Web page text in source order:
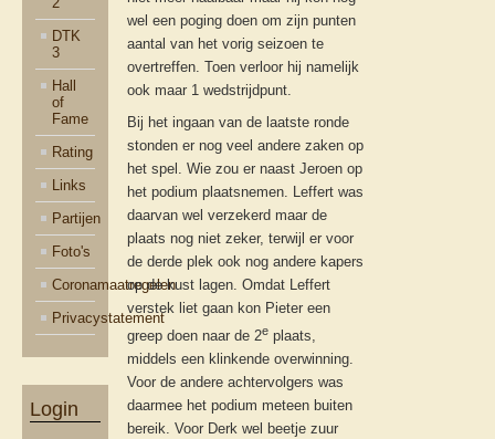
DTK
3
Hall
of
Fame
Rating
Links
Partijen
Foto's
Coronamaatregelen
Privacystatement
Login
wel een poging doen om zijn punten
aantal van het vorig seizoen te
overtreffen. Toen verloor hij namelijk
ook maar 1 wedstrijdpunt.
Bij het ingaan van de laatste ronde
stonden er nog veel andere zaken op
het spel. Wie zou er naast Jeroen op
het podium plaatsnemen. Leffert was
daarvan wel verzekerd maar de
plaats nog niet zeker, terwijl er voor
de derde plek ook nog andere kapers
op de kust lagen. Omdat Leffert
verstek liet gaan kon Pieter een
greep doen naar de 2eplaats,
middels een klinkende overwinning.
Voor de andere achtervolgers was
daarmee het podium meteen buiten
bereik. Voor Derk wel beetje zuur